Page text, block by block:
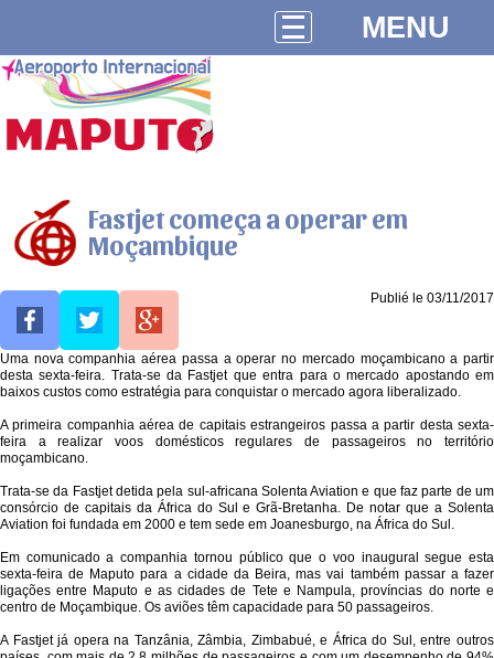
MENU
Fastjet começa a operar em
Moçambique
Publié le 03/11/2017
Uma nova companhia aérea passa a operar no mercado moçambicano a partir
desta sexta-feira. Trata-se da Fastjet que entra para o mercado apostando em
baixos custos como estratégia para conquistar o mercado agora liberalizado.
A primeira companhia aérea de capitais estrangeiros passa a partir desta sexta-
feira a realizar voos domésticos regulares de passageiros no território
moçambicano.
Trata-se da Fastjet detida pela sul-africana Solenta Aviation e que faz parte de um
consórcio de capitais da África do Sul e Grã-Bretanha. De notar que a Solenta
Aviation foi fundada em 2000 e tem sede em Joanesburgo, na África do Sul.
Em comunicado a companhia tornou público que o voo inaugural segue esta
sexta-feira de Maputo para a cidade da Beira, mas vai também passar a fazer
ligações entre Maputo e as cidades de Tete e Nampula, províncias do norte e
centro de Moçambique. Os aviões têm capacidade para 50 passageiros.
A Fastjet já opera na Tanzânia, Zâmbia, Zimbabué, e África do Sul, entre outros